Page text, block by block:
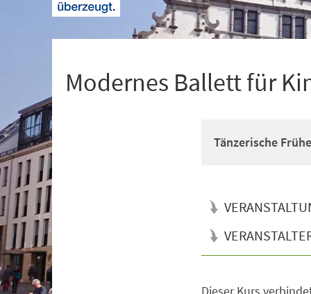
Modernes Ballett für
Tänzerische